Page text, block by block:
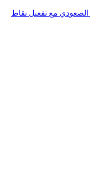
لصعودي مع تفعيل نقاط